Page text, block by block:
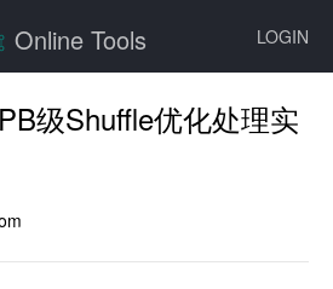
LOGIN
Online Tools
级Shuffle优化处理实